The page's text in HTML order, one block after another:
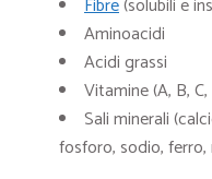
Fibre(solubili e
Aminoacidi
Acidi grassi
Vitamine (A, B, C,
Sali minerali
fosforo, sodio, ferro,